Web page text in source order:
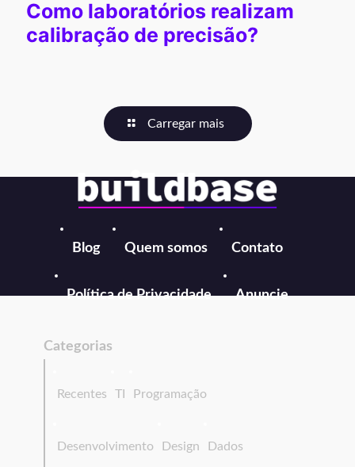
Como laboratórios realizam
calibração de precisão?
Carregar mais
Blog Quem somos Contato
Política de Privacidade Anuncie
Categorias
Recentes TI Programação
Desenvolvimento Design Dados